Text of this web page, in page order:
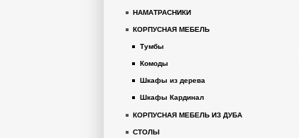
НАМАТРАСНИКИ
КОРПУСНАЯ МЕБЕЛЬ
Тумбы
Комоды
Шкафы из дерева
Шкафы Кардинал
КОРПУСНАЯ МЕБЕЛЬ ИЗ ДУБА
СТОЛЫ